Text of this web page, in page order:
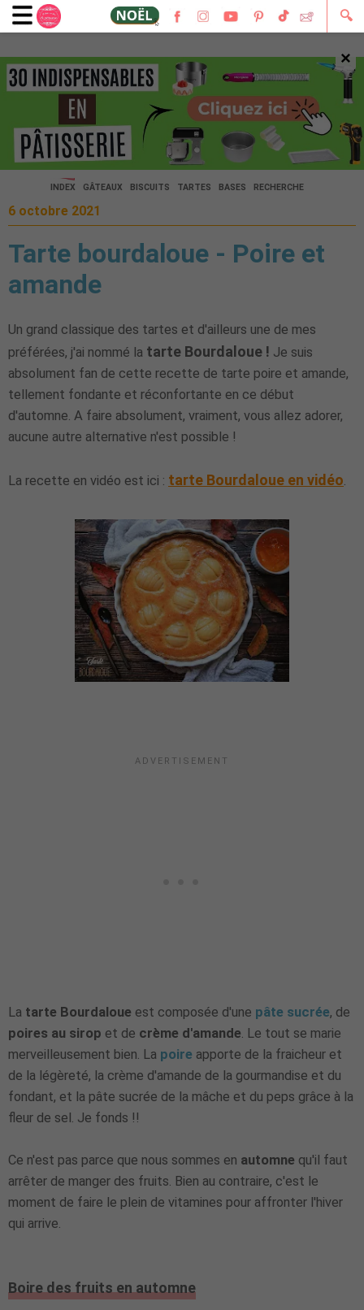
🔍
×
🔍
INDEX GÂTEAUX BISCUITS TARTES BASES RECHERCHE
6 octobre 2021
Tarte bourdaloue - Poire et
amande
Un grand classique des tartes et d'ailleurs une de mes
préférées, j'ai nommé la tarte Bourdaloue ! Je suis
absolument fan de cette recette de tarte poire et amande,
tellement fondante et réconfortante en ce début
d'automne. A faire absolument, vraiment, vous allez adorer,
aucune autre alternative n'est possible !
La recette en vidéo est ici : tarte Bourdaloue en vidéo
La tarte Bourdaloue est composée d'une pâte sucrée, de
poires au sirop et de crème d'amande . Le tout se marie
merveilleusement bien. La poire apporte de la fraicheur et
de la légèreté, la crème d'amande de la gourmandise et du
fondant, et la pâte sucrée de la mâche et du peps grâce à la
fleur de sel. Je fonds !!
Ce n'est pas parce que nous sommes en automne qu'il faut
arrêter de manger des fruits. Bien au contraire, c'est le
moment de faire le plein de vitamines pour affronter l'hiver
qui arrive.
Boire des fruits en automne